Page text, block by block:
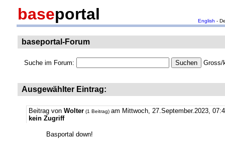
baseportal English -
baseportal-Forum
Suche im Forum: Gross/
Ausgewählter Eintrag:
Beitrag von Wolter (1 Beitrag) am Mittwoch, 27.September.2023,
kein Zugriff
Basportal down!